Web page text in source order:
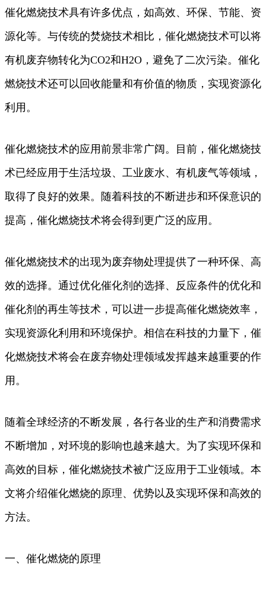
催化燃烧技术具有许多优点，如高效、环保、节能、资
源化等。与传统的焚烧技术相比，催化燃烧技术可以将
有机废弃物转化为CO2和H2O，避免了二次污染。催化
燃烧技术还可以回收能量和有价值的物质，实现资源化
利用。
催化燃烧技术的应用前景非常广阔。目前，催化燃烧技
术已经应用于生活垃圾、工业废水、有机废气等领域，
取得了良好的效果。随着科技的不断进步和环保意识的
提高，催化燃烧技术将会得到更广泛的应用。
催化燃烧技术的出现为废弃物处理提供了一种环保、高
效的选择。通过优化催化剂的选择、反应条件的优化和
催化剂的再生等技术，可以进一步提高催化燃烧效率，
实现资源化利用和环境保护。相信在科技的力量下，催
化燃烧技术将会在废弃物处理领域发挥越来越重要的作
用。
随着全球经济的不断发展，各行各业的生产和消费需求
不断增加，对环境的影响也越来越大。为了实现环保和
高效的目标，催化燃烧技术被广泛应用于工业领域。本
文将介绍催化燃烧的原理、优势以及实现环保和高效的
方法。
一、催化燃烧的原理